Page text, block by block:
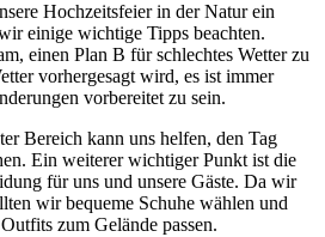
Hochzeitsfeier in der Natur ein
einige wichtige Tipps beachten.
einen Plan B für schlechtes Wetter zu
vorhergesagt wird, es ist immer
vorbereitet zu sein.
Bereich kann uns helfen, den Tag
Ein weiterer wichtiger Punkt ist die
für uns und unsere Gäste. Da wir
wir bequeme Schuhe wählen und
zum Gelände passen.